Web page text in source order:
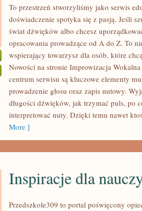
RODZAJE
GŁOSÓW
REJESTRY
WOKALNE
To przestrzeń stworzyliśmy jako serwis
doświadczenie spotyka się z pasją. Jeśli
świat dźwięków albo chcesz
opracowania prowadzące od A do Z. To
wspierający towarzysz dla osób, które
Nowości na stronie Improwizacja
centrum serwisu są kluczowe elementy
prowadzenie głosu oraz zapis nutowy.
długości dźwięków, jak trzymać puls, po
interpretować nuty. Dzięki temu nawet
More ]
Inspiracje dla
Przedszkole309 to portal poświęcony